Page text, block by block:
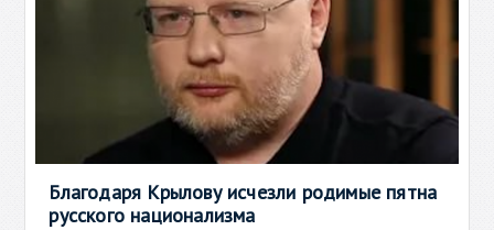
Благодаря Крылову исчезли родимые пятна
русского национализма